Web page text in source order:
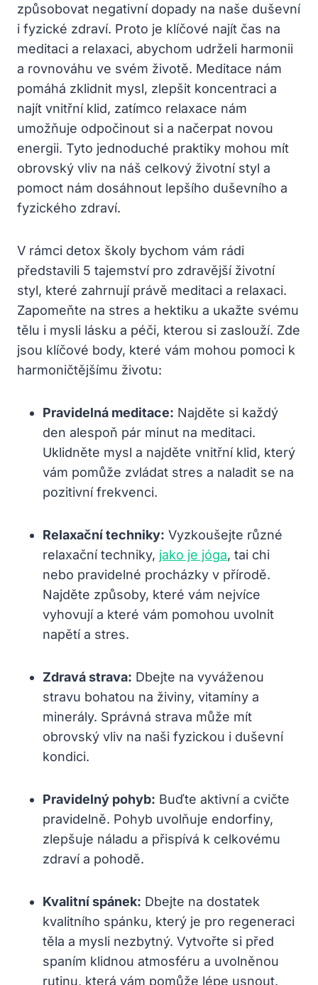
způsobovat negativní dopady na naše duševní
i fyzické zdraví. Proto je klíčové najít čas na
meditaci a relaxaci, abychom udrželi harmonii
a rovnováhu ve svém životě. Meditace nám
pomáhá zklidnit mysl, zlepšit koncentraci a
najít vnitřní klid, zatímco relaxace nám
umožňuje odpočinout si a načerpat novou
energii. Tyto jednoduché praktiky mohou mít
obrovský vliv na náš celkový životní styl a
pomoct nám dosáhnout lepšího duševního a
fyzického zdraví.
V rámci detox školy bychom vám rádi
představili 5 tajemství pro zdravější životní
styl, které zahrnují právě meditaci a relaxaci.
Zapomeňte na stres a hektiku a ukažte svému
tělu i mysli lásku a péči, kterou si zaslouží. Zde
jsou klíčové body, které vám mohou pomoci k
harmoničtějšímu životu:
Pravidelná meditace: Najděte si každý
den alespoň pár minut na meditaci.
Uklidněte mysl a najděte vnitřní klid, který
vám pomůže zvládat stres a naladit se na
pozitivní frekvenci.
Relaxační techniky: Vyzkoušejte různé
relaxační techniky, jako je jóga, tai chi
nebo pravidelné procházky v přírodě.
Najděte způsoby, které vám nejvíce
vyhovují a které vám pomohou uvolnit
napětí a stres.
Zdravá strava: Dbejte na vyváženou
stravu bohatou na živiny, vitamíny a
minerály. Správná strava může mít
obrovský vliv na naši fyzickou i duševní
kondici.
Pravidelný pohyb: Buďte aktivní a cvičte
pravidelně. Pohyb uvolňuje endorfiny,
zlepšuje náladu a přispívá k celkovému
zdraví a pohodě.
Kvalitní spánek: Dbejte na dostatek
kvalitního spánku, který je pro regeneraci
těla a mysli nezbytný. Vytvořte si před
spaním klidnou atmosféru a uvolněnou
rutinu, která vám pomůže lépe usnout.